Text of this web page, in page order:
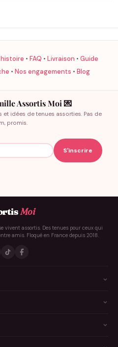
• FAQ • Livraison • Guide
• Nos engagements • Blog
Assortis Moi 💌
idées de tenues assorties. Pas de
promis.
Moi
vivent assortis. Des tenues pour ceux qui
amis. Floqué en France depuis 2018.